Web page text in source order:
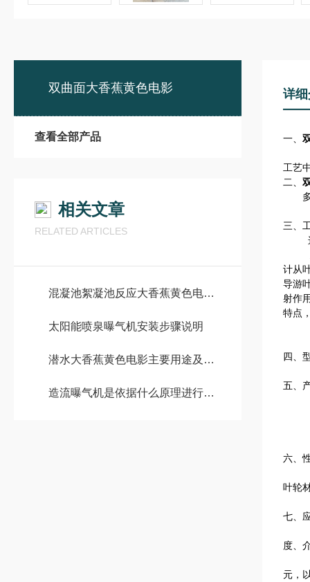
双曲面大香蕉黄色电影
查看全部产品
相关文章
RELATED ARTICLES
混凝池絮凝池反应大香蕉黄色电影在使用中，这些事项得注意
太阳能喷泉曝气机安装步骤说明
潜水大香蕉黄色电影主要用途及特点
造流曝气机是依据什么原理进行工作的？
详
一、
工艺
二、
多
三、
这
计从
导游
射作
特点
四、
五、
六、
叶轮
七、
度、
元，